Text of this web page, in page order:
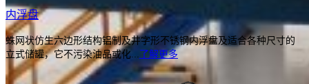
内浮盘
蛛网状仿生六边形结构铝制及井字形不锈钢内浮盘及适合各种尺寸的
立式储罐，它不污染油品或化... 了解更多